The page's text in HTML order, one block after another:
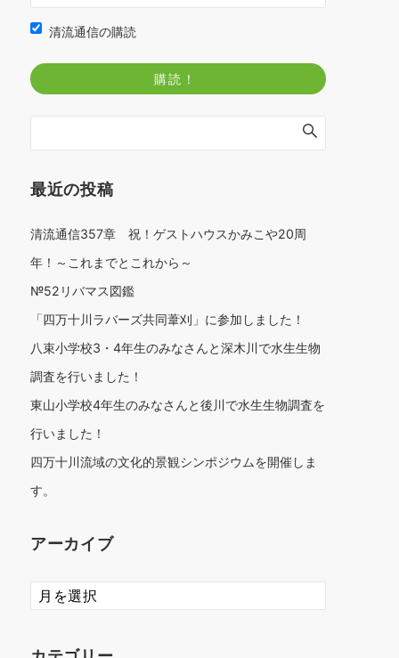
清流通信の購読
最近の投稿
清流通信357章 祝！ゲストハウスかみこや20周
年！～これまでとこれから～
№52リバマス図鑑
「四万十川ラバーズ共同葦刈」に参加しました！
八束小学校3・4年生のみなさんと深木川で水生生物
調査を行いました！
東山小学校4年生のみなさんと後川で水生生物調査を
行いました！
四万十川流域の文化的景観シンポジウムを開催しま
す。
アーカイブ
ア
ー